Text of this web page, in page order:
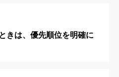
きは、優先順位を明確に